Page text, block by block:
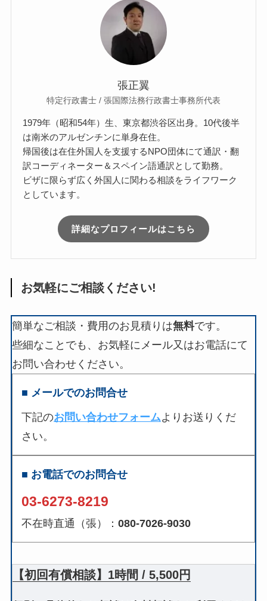
張正翼
特定行政書士 / 張国際法務行政書士事務所代表
1979年（昭和54年）生、東京都渋谷区出身。10代後半
は南米のアルゼンチンに単身在住。
帰国後は在住外国人を支援するNPO団体にて通訳・翻
訳コーディネーター＆スペイン語通訳として勤務。
ビザに限らず広く外国人に関わる相談をライフワーク
としています。
詳細なプロフィールはこちら
お気軽にご相談ください!
簡単なご相談・費用のお見積りは無料です。
些細なことでも、お気軽にメール又はお電話にて
お問い合わせください。
■ メールでのお問合せ
下記のお問い合わせフォームよりお送りくだ
さい。
■ お電話でのお問合せ
03-6273-8219
不在時直通（張）： 080-7026-9030
【初回有償相談】1時間 / 5,500円